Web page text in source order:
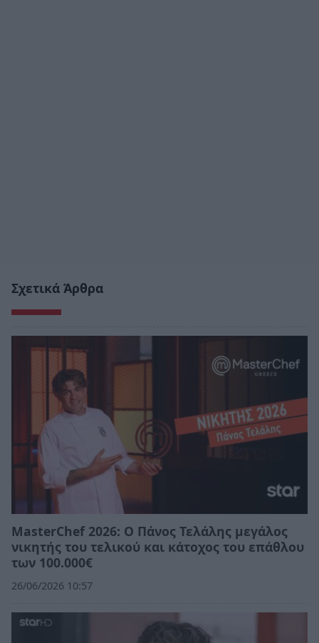
Σχετικά Άρθρα
MasterChef 2026: Ο Πάνος Τελάλης μεγάλος
νικητής του τελικού και κάτοχος του επάθλου
των 100.000€
26/06/2026 10:57